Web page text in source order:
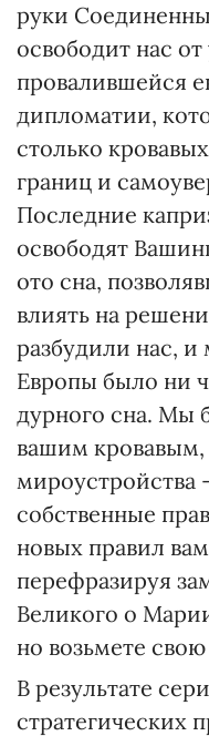
руки
освободит нас
провалившейся
дипломатии,
столько
границ и
Последние
освободят
ото сна,
влиять на
разбудили нас,
Европы было ни
дурного сна. Мы
вашим
собственные
новых правил
перефразируя
Великого о
но возьмете
В результате
стратегических